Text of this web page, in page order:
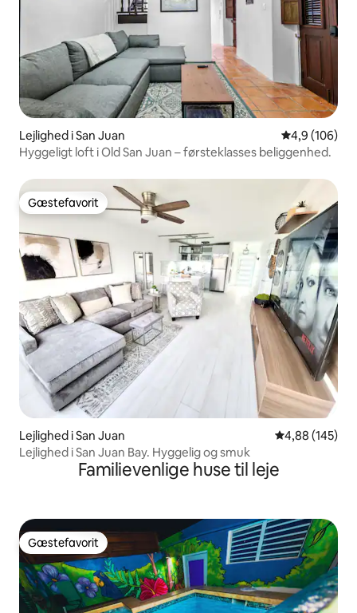
Lejlighed i San Juan 4,9 ud af 5 i
4,9 (106)
Hyggeligt loft i Old San Juan – førsteklasses beliggenhed.
Gæstefavorit
Gæstefavorit
Lejlighed i San Juan 4,88 ud af 5 i
4,88 (145)
Lejlighed i San Juan Bay. Hyggelig og smuk
Familievenlige huse til leje
Gæstefavorit
Gæstefavorit